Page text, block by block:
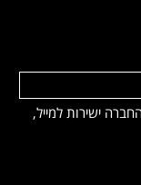
ישירות למייל,